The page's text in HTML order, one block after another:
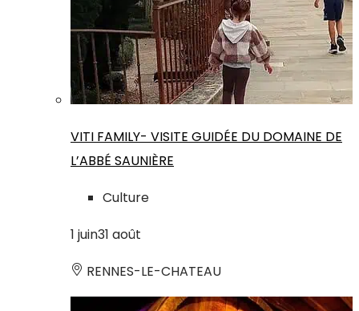
VITI FAMILY- VISITE GUIDÉE DU DOMAINE DE
L’ABBÉ SAUNIÈRE
Culture
1 juin31 août
RENNES-LE-CHATEAU